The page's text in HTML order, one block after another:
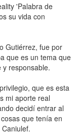
'Palabra de
su vida con
Gutiérrez, fue por
que es un tema que
responsable.
que es esta
mi aporte real
decidí entrar al
que tenía en